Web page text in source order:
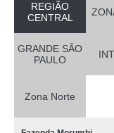
REGIÃO
CENTRAL
GRANDE SÃO
PAULO
Zona Norte